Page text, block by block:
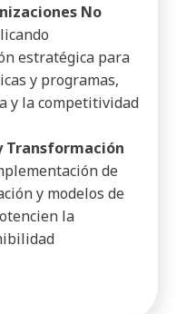
No
estratégica para
y programas,
y la competitividad
Transformación
de
y modelos de
la